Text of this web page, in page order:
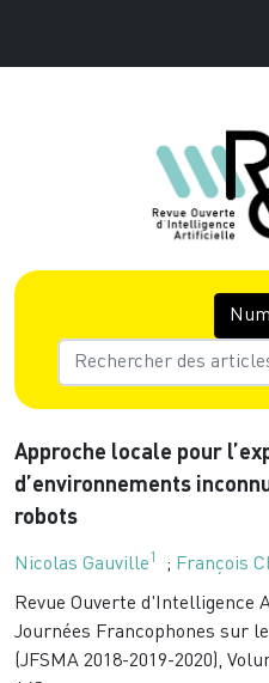
Approche locale pour
d’environnements
robots
Nicolas Gauville 1 ; François
Revue Ouverte d'Intelligence
Journées Francophones sur
(JFSMA 2018-2019-2020),